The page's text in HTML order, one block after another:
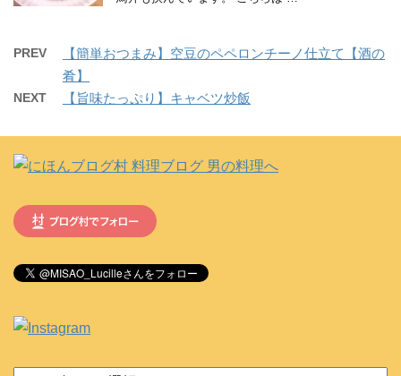
PREV
【簡単おつまみ】空豆のペペロンチーノ仕立て【酒の
肴】
NEXT 【旨味たっぷり】キャベツ炒飯